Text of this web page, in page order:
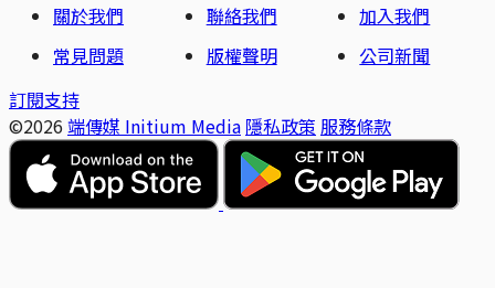
關於我們
聯絡我們
加入我們
常見問題
版權聲明
公司新聞
訂閱支持
©2026 端傳媒 Initium Media 隱私政策 服務條款